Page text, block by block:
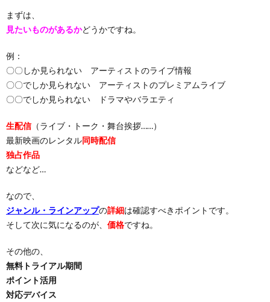
まずは、
見たいものがあるかどうかですね。
例：
〇〇しか見られない アーティストのライブ情報
〇〇でしか見られない アーティストのプレミアムライブ
〇〇でしか見られない ドラマやバラエティ
生配信（ライブ・トーク・舞台挨拶……）
最新映画のレンタル同時配信
独占作品
などなど…
なので、
ジャンル・ラインアップの詳細は確認すべきポイントです。
そして次に気になるのが、 価格ですね。
その他の、
無料トライアル期間
ポイント活用
対応デバイス